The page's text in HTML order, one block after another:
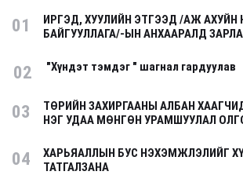
01
ИРГЭД, ХУУЛИЙН ЭТГЭЭД /АЖ АХУЙН
БАЙГУУЛЛАГА/-ЫН АНХААРАЛД
02 "Хүндэт тэмдэг " шагнал гардуулав
03
ТӨРИЙН ЗАХИРГААНЫ АЛБАН
НЭГ УДАА МӨНГӨН УРАМШУУЛАЛ
04
ХАРЬЯАЛЛЫН БУС НЭХЭМЖЛЭЛИЙГ
ТАТГАЛЗАНА